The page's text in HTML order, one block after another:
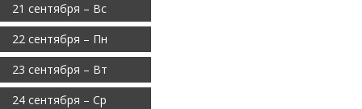
21 сентября – Вс
22 сентября – Пн
23 сентября – Вт
24 сентября – Ср